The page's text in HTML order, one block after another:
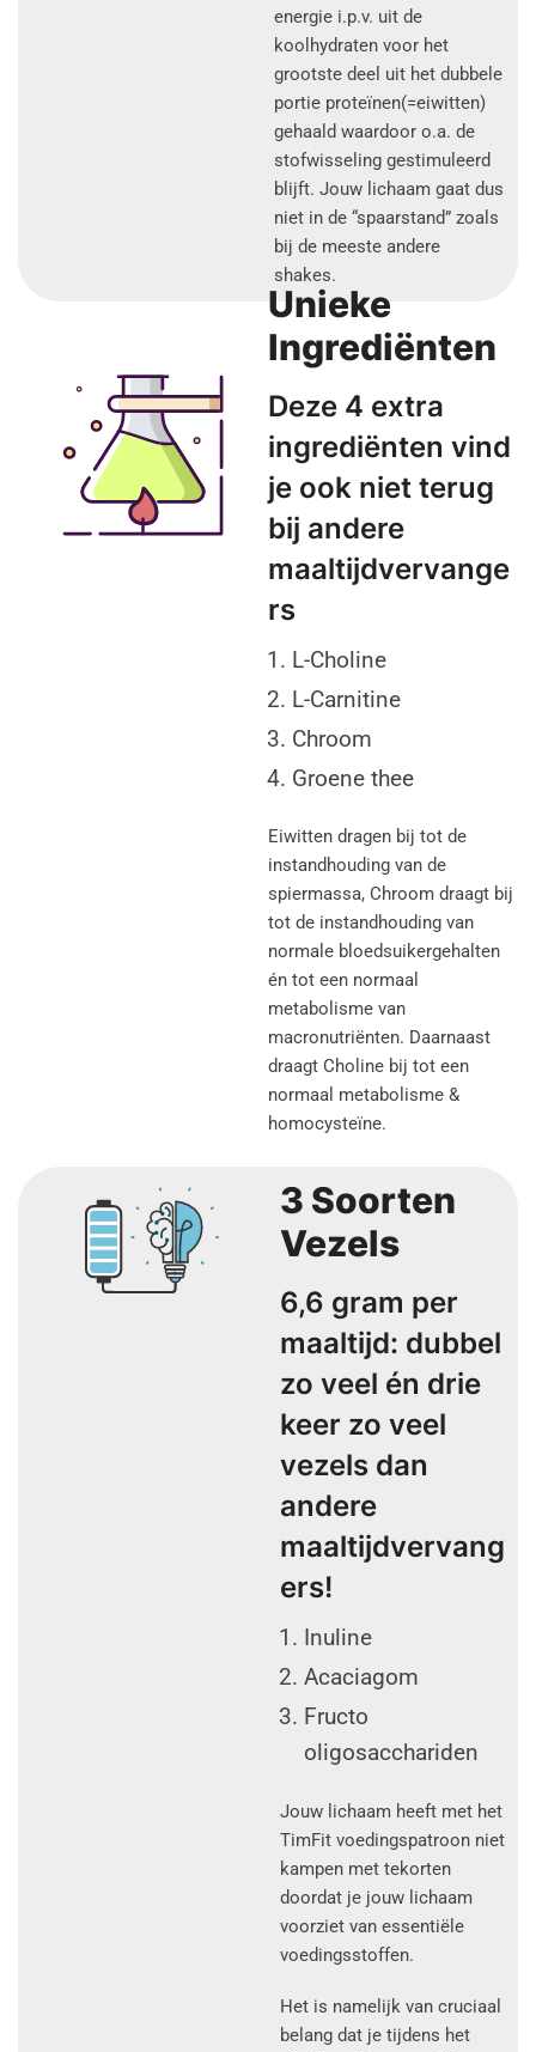
energie i.p.v. uit de
koolhydraten voor het
grootste deel uit het dubbele
portie proteïnen(=eiwitten)
gehaald waardoor o.a. de
stofwisseling gestimuleerd
blijft. Jouw lichaam gaat dus
niet in de “spaarstand” zoals
bij de meeste andere
shakes.
Unieke
Ingrediënten
Deze 4 extra
ingrediënten vind
je ook niet terug
bij andere
maaltijdvervange
rs
L-Choline
L-Carnitine
Chroom
Groene thee
Eiwitten dragen bij tot de
instandhouding van de
spiermassa, Chroom draagt bij
tot de instandhouding van
normale bloedsuikergehalten
én tot een normaal
metabolisme van
macronutriënten. Daarnaast
draagt Choline bij tot een
normaal metabolisme &
homocysteïne.
3 Soorten
Vezels
6,6 gram per
maaltijd: dubbel
zo veel én drie
keer zo veel
vezels dan
andere
maaltijdvervang
ers!
Inuline
Acaciagom
Fructo
oligosacchariden
Jouw lichaam heeft met het
TimFit voedingspatroon niet
kampen met tekorten
doordat je jouw lichaam
voorziet van essentiële
voedingsstoffen.
Het is namelijk van cruciaal
belang dat je tijdens het